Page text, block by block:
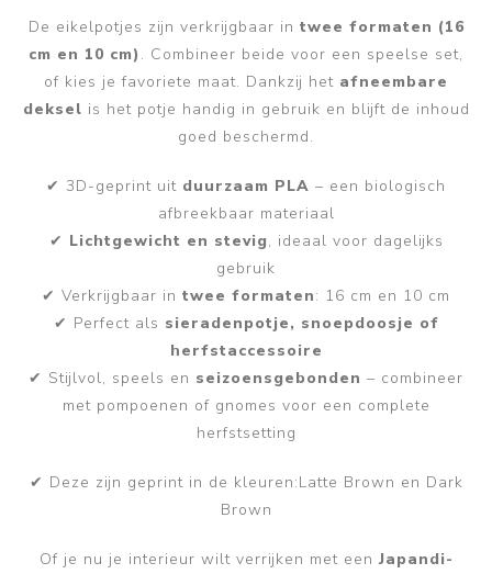
De eikelpotjes zijn verkrijgbaar in twee formaten (16
cm en 10 cm) . Combineer beide voor een speelse set,
of kies je favoriete maat. Dankzij het afneembare
deksel is het potje handig in gebruik en blijft de inhoud
goed beschermd.
✔ 3D-geprint uit duurzaam PLA – een biologisch
afbreekbaar materiaal
✔ Lichtgewicht en stevig, ideaal voor dagelijks
gebruik
✔ Verkrijgbaar in twee formaten: 16 cm en 10 cm
✔ Perfect als sieradenpotje, snoepdoosje of
herfstaccessoire
✔ Stijlvol, speels en seizoensgebonden – combineer
met pompoenen of gnomes voor een complete
herfstsetting
✔ Deze zijn geprint in de kleuren:Latte Brown en Dark
Brown
Of je nu je interieur wilt verrijken met een Japandi-